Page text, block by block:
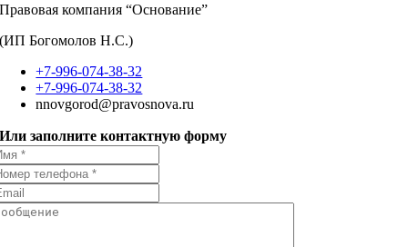
Правовая компания “Основание”
(ИП Богомолов Н.С.)
+7-996-074-38-32
+7-996-074-38-32
nnovgorod@pravosnova.ru
Или заполните контактную форму